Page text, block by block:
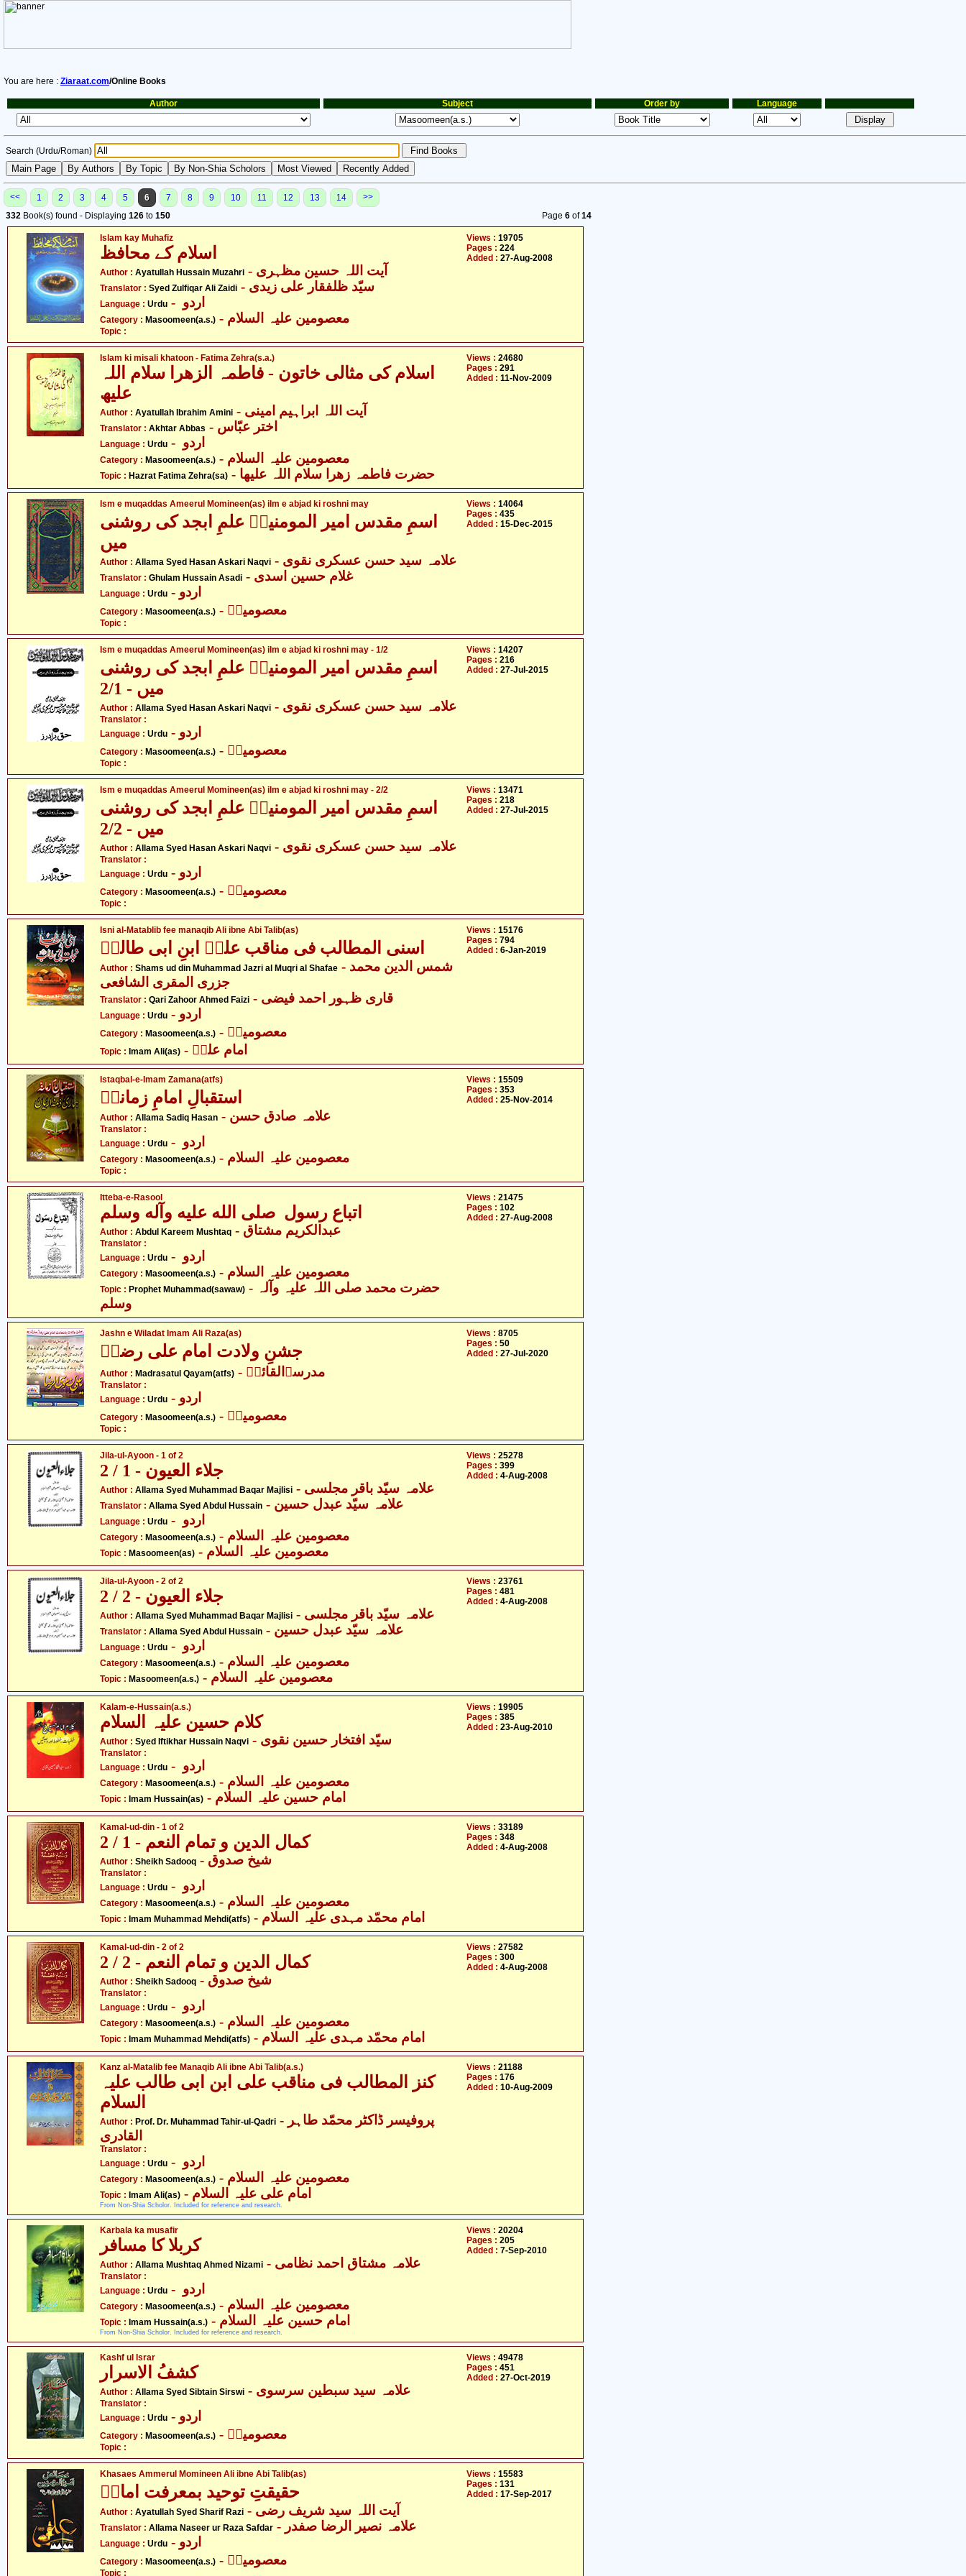
You are here : Ziaraat.com/Online Books
Author Subject Order by Language
Search (Urdu/Roman)
<< 1 2 3 4 5 6 7 8 9 10 11 12 13 14
>>
332 Book(s) found - Displaying 126 to 150 Page 6 of14
Islam kay Muhafiz
Author : Ayatullah Hussain Muzahri - آیت اللہ حسین مظہری
Translator : Syed Zulfiqar Ali Zaidi
Language : Urdu
Category : Masoomeen(a.s.)
Topic :
Views : 19705
Pages : 224
Added : 27-Aug-2008
Islam ki misali khatoon - Fatima Zehra(s.a.)
اسلام کی مثالی خاتون - فاطمہ الزھرا سلام اللہ
علیھ
Author : Ayatullah Ibrahim Amini - آیت اللہ ابراہیم امینی
Translator : Akhtar Abbas - اختر عبّاس
Language : Urdu
Category : Masoomeen(a.s.)
Topic : Hazrat Fatima Zehra(sa) - حضرت فاطمہ زھرا سلام اللہ علیھا
Views : 24680
Pages : 291
Added : 11-Nov-2009
Ism e muqaddas Ameerul Momineen(as) ilm e abjad ki roshni may
اسمِ مقدس امیر المومنینؑ علمِ ابجد کی روشنی
میں
Author : Allama Syed Hasan Askari Naqvi - علامہ سید حسن عسکری نقوی
Translator : Ghulam Hussain Asadi - غلام حسین اسدی
Language : Urdu - اردو
Category : Masoomeen(a.s.) - معصومینؑ
Topic :
Views : 14064
Pages : 435
Added : 15-Dec-2015
Ism e muqaddas Ameerul Momineen(as) ilm e abjad ki roshni may - 1/2
اسمِ مقدس امیر المومنینؑ علمِ ابجد کی روشنی
میں - 2/1
Author : Allama Syed Hasan Askari Naqvi - علامہ سید حسن عسکری نقوی
Translator :
Language : Urdu - اردو
Category : Masoomeen(a.s.) - معصومینؑ
Topic :
Views : 14207
Pages : 216
Added : 27-Jul-2015
Ism e muqaddas Ameerul Momineen(as) ilm e abjad ki roshni may - 2/2
اسمِ مقدس امیر المومنینؑ علمِ ابجد کی روشنی
میں - 2/2
Author : Allama Syed Hasan Askari Naqvi - علامہ سید حسن عسکری نقوی
Translator :
Language : Urdu - اردو
Category : Masoomeen(a.s.) - معصومینؑ
Topic :
Views : 13471
Pages : 218
Added : 27-Jul-2015
Isni al-Matablib fee manaqib Ali ibne Abi Talib(as)
اسنی المطالب فی مناقب علیؑ ابنِ ابی طالبؑ
Author : Shams ud din Muhammad Jazri al Muqri al Shafae - شمس الدین محمد
جزری المقری الشافعی
Translator : Qari Zahoor Ahmed Faizi - قاری ظہور احمد فیضی
Language : Urdu - اردو
Category : Masoomeen(a.s.) - معصومینؑ
Topic : Imam Ali(as) - امام علیؑ
Views : 15176
Pages : 794
Added : 6-Jan-2019
Istaqbal-e-Imam Zamana(atfs)
استقبالِ امامِ زمانہؑ
Author : Allama Sadiq Hasan - علامہ صادق حسن
Translator :
Language : Urdu
Category : Masoomeen(a.s.)
Topic :
Views : 15509
Pages : 353
Added : 25-Nov-2014
Itteba-e-Rasool
اتباع رسول صلى الله عليه وآله وسلم
Author : Abdul Kareem Mushtaq - عبدالکریم مشتاق
Translator :
Language : Urdu
Category : Masoomeen(a.s.)
Topic : Prophet Muhammad(sawaw) - حضرت محمد صلی اللہ علیہ وآلہ
وسلم
Views : 21475
Pages : 102
Added : 27-Aug-2008
Jashn e Wiladat Imam Ali Raza(as)
جشنِ ولادت امام علی رضاؑ
Author : Madrasatul Qayam(atfs) - مدرسۃالقائمؑ
Translator :
Language : Urdu - اردو
Category : Masoomeen(a.s.) - معصومینؑ
Topic :
Views : 8705
Pages : 50
Added : 27-Jul-2020
Jila-ul-Ayoon - 1 of 2
جلاء العیون - 1 / 2
Author : Allama Syed Muhammad Baqar Majlisi
Translator : Allama Syed Abdul Hussain - علامہ سیّد عبدل حسین
Language : Urdu
Category : Masoomeen(a.s.)
Topic : Masoomeen(as) - معصومین علیہ السلام
Views : 25278
Pages : 399
Added : 4-Aug-2008
Jila-ul-Ayoon - 2 of 2
جلاء العیون - 2 / 2
Author : Allama Syed Muhammad Baqar Majlisi
Translator : Allama Syed Abdul Hussain - علامہ سیّد عبدل حسین
Language : Urdu
Category : Masoomeen(a.s.)
Topic : Masoomeen(a.s.) - معصومین علیہ السلام
Views : 23761
Pages : 481
Added : 4-Aug-2008
Kalam-e-Hussain(a.s.)
کلام حسین علیہ السلام
Author : Syed Iftikhar Hussain Naqvi - سیّد افتخار حسین نقوی
Translator :
Language : Urdu
Category : Masoomeen(a.s.)
Topic : Imam Hussain(as) - امام حسین علیہ السلام
Views : 19905
Pages : 385
Added : 23-Aug-2010
Kamal-ud-din - 1 of 2
کمال الدین و تمام النعم - 1 / 2
Author : Sheikh Sadooq - شیخ صدوق
Translator :
Language : Urdu
Category : Masoomeen(a.s.)
Topic : Imam Muhammad Mehdi(atfs) - امام محمّد مہدی علیہ السلام
Views : 33189
Pages : 348
Added : 4-Aug-2008
Kamal-ud-din - 2 of 2
کمال الدین و تمام النعم - 2 / 2
Author : Sheikh Sadooq - شیخ صدوق
Translator :
Language : Urdu
Category : Masoomeen(a.s.)
Topic : Imam Muhammad Mehdi(atfs) - امام محمّد مہدی علیہ السلام
Views : 27582
Pages : 300
Added : 4-Aug-2008
Kanz al-Matalib fee Manaqib Ali ibne Abi Talib(a.s.)
کنز المطالب فی مناقب علی ابن ابی طالب علیہ
السلام
Author : Prof. Dr. Muhammad Tahir-ul-Qadri - پروفیسر ڈاکٹر محمّد طاہر
القادری
Translator :
Language : Urdu
Category : Masoomeen(a.s.)
Topic : Imam Ali(as) - امام علی علیہ السلام
From Non-Shia Scholor. Included for reference and research.
Views : 21188
Pages : 176
Added : 10-Aug-2009
Karbala ka musafir
کربلا کا مسافر
Author : Allama Mushtaq Ahmed Nizami - علامہ مشتاق احمد نظامی
Translator :
Language : Urdu
Category : Masoomeen(a.s.)
Topic : Imam Hussain(a.s.) - امام حسین علیہ السلام
From Non-Shia Scholor. Included for reference and research.
Views : 20204
Pages : 205
Added : 7-Sep-2010
Kashf ul Israr
کشفُ الاسرار
Author : Allama Syed Sibtain Sirswi - علامہ سید سبطین سرسوی
Translator :
Language : Urdu - اردو
Category : Masoomeen(a.s.) - معصومینؑ
Topic :
Views : 49478
Pages : 451
Added : 27-Oct-2019
Khasaes Ammerul Momineen Ali ibne Abi Talib(as)
حقیقتِ توحید بمعرفت امامؑ
Author : Ayatullah Syed Sharif Razi - آیت اللہ سید شریف رضی
Translator : Allama Naseer ur Raza Safdar - علامہ نصیر الرضا صفدر
Language : Urdu - اردو
Category : Masoomeen(a.s.) - معصومینؑ
Topic :
Views : 15583
Pages : 131
Added : 17-Sep-2017